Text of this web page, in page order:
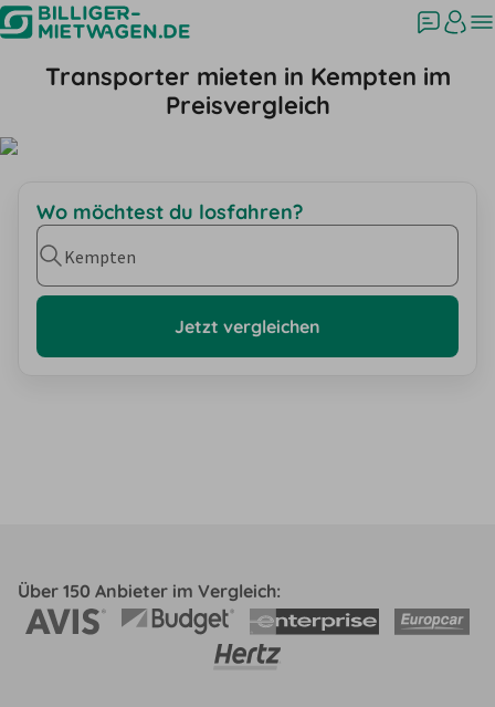
Transporter mieten in Kempten im
Preisvergleich
Wo möchtest du losfahren?
Kempten
Jetzt vergleichen
Über 150 Anbieter im Vergleich: